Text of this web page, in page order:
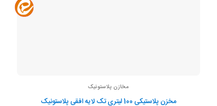
مخازن پلاستونیک
مخزن پلاستیکی 100 لیتری تک لایه افقی پلاستونیک